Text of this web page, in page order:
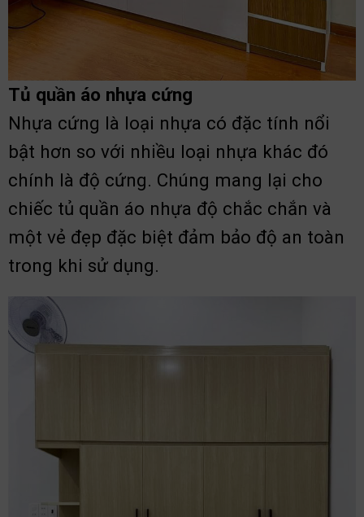
Tủ quần áo nhựa cứng
Nhựa cứng là loại nhựa có đặc tính nổi
bật hơn so với nhiều loại nhựa khác đó
chính là độ cứng. Chúng mang lại cho
chiếc tủ quần áo nhựa độ chắc chắn và
một vẻ đẹp đặc biệt đảm bảo độ an toàn
trong khi sử dụng.